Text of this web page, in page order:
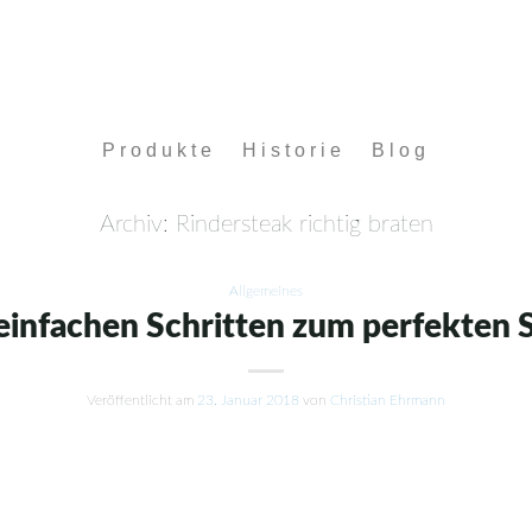
Produkte Historie Blog
Archiv: Rindersteak richtig braten
Allgemeines
Schritten zum perfekten
Veröffentlicht am 23. Januar 2018 von Christian Ehrmann